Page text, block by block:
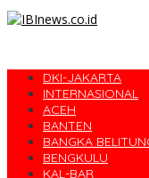
DKI-JAKARTA
INTERNASIONAL
ACEH
BANTEN
BANGKA
BENGKULU
KAL-BAR